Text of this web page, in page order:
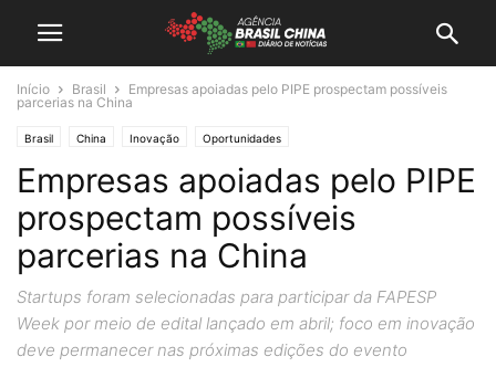
Início Brasil
Empresas apoiadas pelo PIPE prospectam possíveis
parcerias na China
Brasil China Inovação Oportunidades
Empresas apoiadas pelo PIPE
prospectam possíveis
parcerias na China
Startups foram selecionadas para participar da FAPESP
Week por meio de edital lançado em abril; foco em inovação
deve permanecer nas próximas edições do evento